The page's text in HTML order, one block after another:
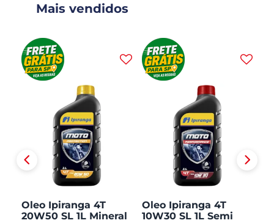
Mais vendidos
Oleo Ipiranga 4T
20W50 SL 1L Mineral
Oleo Ipiranga 4T
10W30 SL 1L Semi